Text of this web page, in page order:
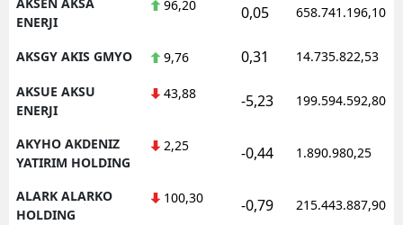
ENERJI
96,20 0,05 658.741.196,10
AKSGY AKIS GMYO 9,76 0,31 14.735.822,53
AKSUE AKSU
ENERJI
43,88 -5,23 199.594.592,80
AKYHO AKDENIZ
YATIRIM HOLDING
2,25 -0,44 1.890.980,25
ALARK ALARKO
HOLDING
100,30 -0,79 215.443.887,90